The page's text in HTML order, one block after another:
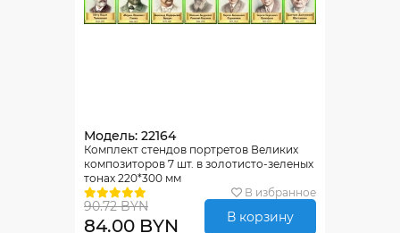
Модель: 22164
Комплект стендов портретов Великих
композиторов 7 шт. в золотисто-зеленых
тонах 220*300 мм
В избранное
90.72 BYN
84.00 BYN В корзину